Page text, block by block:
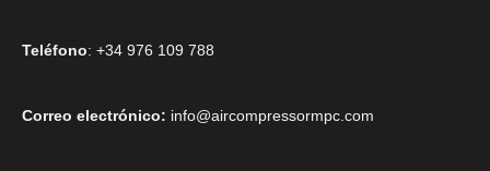
Teléfono: +34 976 109 788
Correo electrónico: info@aircompressormpc.com